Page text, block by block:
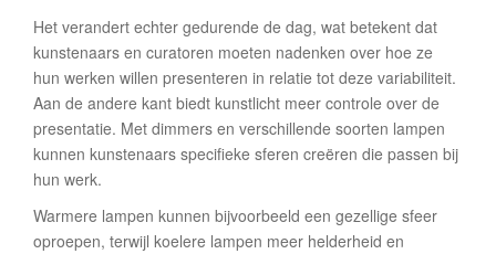
Het verandert echter gedurende de dag, wat betekent dat
kunstenaars en curatoren moeten nadenken over hoe ze
hun werken willen presenteren in relatie tot deze variabiliteit.
Aan de andere kant biedt kunstlicht meer controle over de
presentatie. Met dimmers en verschillende soorten lampen
kunnen kunstenaars specifieke sferen creëren die passen bij
hun werk.
Warmere lampen kunnen bijvoorbeeld een gezellige sfeer
oproepen, terwijl koelere lampen meer helderheid en